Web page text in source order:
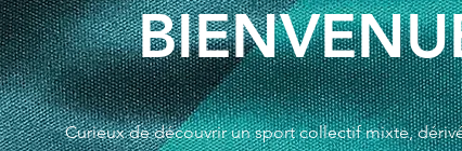
Curieux de découvrir un sport collectif mixte,